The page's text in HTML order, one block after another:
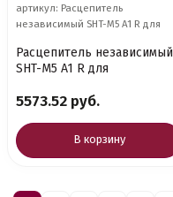
артикул: Расцепитель
независимый SHT-M5 A1 R для
Расцепитель независимый
SHT-M5 A1 R для
5573.52 руб.
В корзину